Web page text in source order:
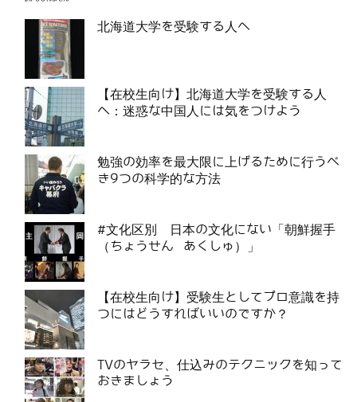
北海道大学を受験する人へ
【在校生向け】北海道大学を受験する人
へ：迷惑な中国人には気をつけよう
勉強の効率を最大限に上げるために行うべ
き9つの科学的な方法
#文化区別 日本の文化にない「朝鮮握手
（ちょうせん あくしゅ）」
【在校生向け】受験生としてプロ意識を持
つにはどうすればいいのですか？
TVのヤラセ、仕込みのテクニックを知って
おきましょう